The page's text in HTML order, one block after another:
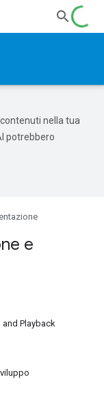
nella tua
potrebbero
e
Playback